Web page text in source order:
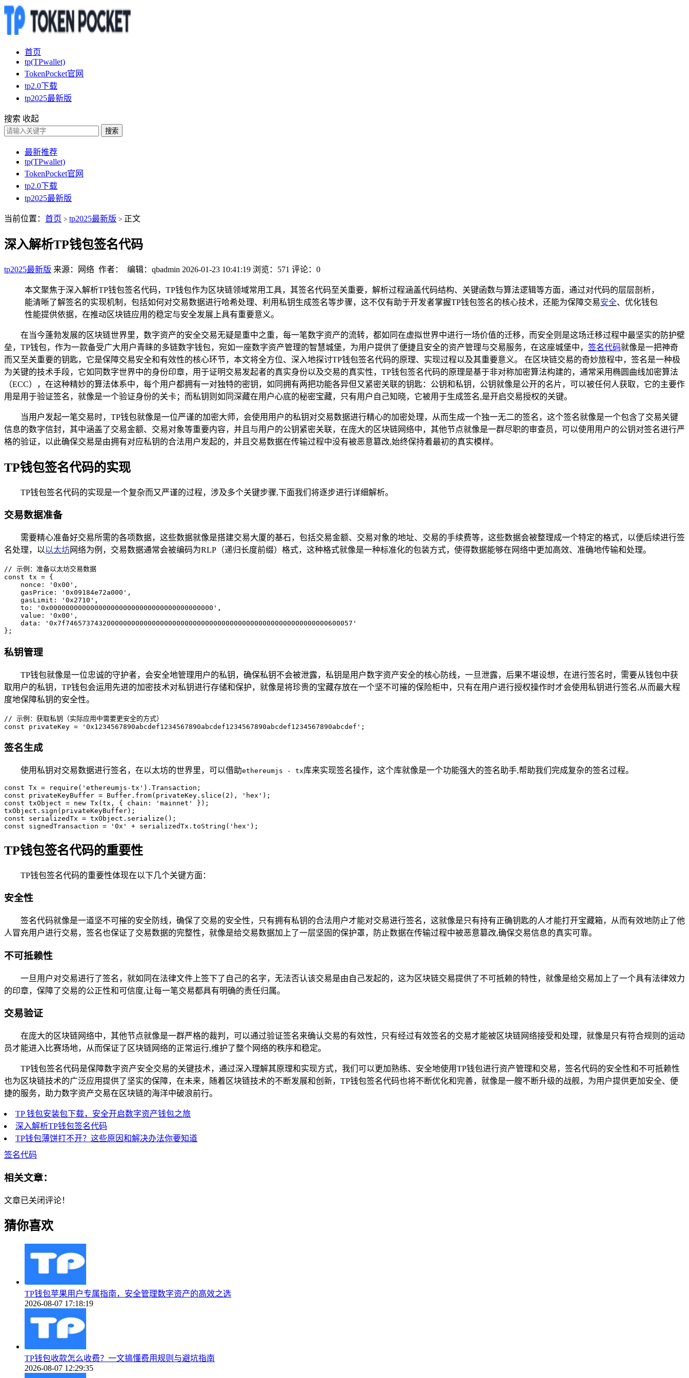
首页
tp(TPwallet)
TokenPocket官网
tp2.0下载
tp2025最新版
搜索 收起
搜索
最新推荐
tp(TPwallet)
TokenPocket官网
tp2.0下载
tp2025最新版
当前位置： 首页 > tp2025最新版 > 正文
深入解析TP钱包签名代码
tp2025最新版 来源：网络 作者： 编辑：qbadmin 2026-01-23 10:41:19 浏览：571 评论：0
本文聚焦于深入解析TP钱包签名代码，TP钱包作为区块链领域常用工具，其签名代码至关重要，解析过程涵盖代码结构、关键函数与算法逻辑等方面，通过对代码的层层剖析，
能清晰了解签名的实现机制，包括如何对交易数据进行哈希处理、利用私钥生成签名等步骤，这不仅有助于开发者掌握TP钱包签名的核心技术，还能为保障交易安全、优化钱包
性能提供依据，在推动区块链应用的稳定与安全发展上具有重要意义。
在当今蓬勃发展的区块链世界里，数字资产的安全交易无疑是重中之重，每一笔数字资产的流转，都如同在虚拟世界中进行一场价值的迁移，而安全则是这场迁移过程中最坚实的防护壁
垒，TP钱包，作为一款备受广大用户青睐的多链数字钱包，宛如一座数字资产管理的智慧城堡，为用户提供了便捷且安全的资产管理与交易服务，在这座城堡中， 签名代码就像是一把神奇
而又至关重要的钥匙，它是保障交易安全和有效性的核心环节，本文将全方位、深入地探讨TP钱包签名代码的原理、实现过程以及其重要意义。 在区块链交易的奇妙旅程中，签名是一种极
为关键的技术手段，它如同数字世界中的身份印章，用于证明交易发起者的真实身份以及交易的真实性，TP钱包签名代码的原理是基于非对称加密算法构建的，通常采用椭圆曲线加密算法
（ECC），在这种精妙的算法体系中，每个用户都拥有一对独特的密钥，如同拥有两把功能各异但又紧密关联的钥匙：公钥和私钥，公钥就像是公开的名片，可以被任何人获取，它的主要作
用是用于验证签名，就像是一个验证身份的关卡；而私钥则如同深藏在用户心底的秘密宝藏，只有用户自己知晓，它被用于生成签名,是开启交易授权的关键。
当用户发起一笔交易时，TP钱包就像是一位严谨的加密大师，会使用用户的私钥对交易数据进行精心的加密处理，从而生成一个独一无二的签名，这个签名就像是一个包含了交易关键
信息的数字信封，其中涵盖了交易金额、交易对象等重要内容，并且与用户的公钥紧密关联，在庞大的区块链网络中，其他节点就像是一群尽职的审查员，可以使用用户的公钥对签名进行严
格的验证，以此确保交易是由拥有对应私钥的合法用户发起的，并且交易数据在传输过程中没有被恶意篡改,始终保持着最初的真实模样。
TP钱包签名代码的实现
TP钱包签名代码的实现是一个复杂而又严谨的过程，涉及多个关键步骤,下面我们将逐步进行详细解析。
交易数据准备
需要精心准备好交易所需的各项数据，这些数据就像是搭建交易大厦的基石，包括交易金额、交易对象的地址、交易的手续费等，这些数据会被整理成一个特定的格式，以便后续进行签
名处理，以以太坊网络为例，交易数据通常会被编码为RLP（递归长度前缀）格式，这种格式就像是一种标准化的包装方式，使得数据能够在网络中更加高效、准确地传输和处理。
// 示例：准备以太坊交易数据
const tx = {
    nonce: '0x00',
    gasPrice: '0x09184e72a000',
    gasLimit: '0x2710',
    to: '0x0000000000000000000000000000000000000000',
    value: '0x00',
    data: '0x7f7465737432000000000000000000000000000000000000000000000000000000600057'
};
私钥管理
TP钱包就像是一位忠诚的守护者，会安全地管理用户的私钥，确保私钥不会被泄露，私钥是用户数字资产安全的核心防线，一旦泄露，后果不堪设想，在进行签名时，需要从钱包中获
取用户的私钥，TP钱包会运用先进的加密技术对私钥进行存储和保护，就像是将珍贵的宝藏存放在一个坚不可摧的保险柜中，只有在用户进行授权操作时才会使用私钥进行签名,从而最大程
度地保障私钥的安全性。
// 示例：获取私钥（实际应用中需要更安全的方式）
const privateKey = '0x1234567890abcdef1234567890abcdef1234567890abcdef1234567890abcdef';
签名生成
使用私钥对交易数据进行签名，在以太坊的世界里，可以借助ethereumjs - tx库来实现签名操作，这个库就像是一个功能强大的签名助手,帮助我们完成复杂的签名过程。
const Tx = require('ethereumjs-tx').Transaction;
const privateKeyBuffer = Buffer.from(privateKey.slice(2), 'hex');
const txObject = new Tx(tx, { chain: 'mainnet' });
txObject.sign(privateKeyBuffer);
const serializedTx = txObject.serialize();
const signedTransaction = '0x' + serializedTx.toString('hex');
TP钱包签名代码的重要性
TP钱包签名代码的重要性体现在以下几个关键方面：
安全性
签名代码就像是一道坚不可摧的安全防线，确保了交易的安全性，只有拥有私钥的合法用户才能对交易进行签名，这就像是只有持有正确钥匙的人才能打开宝藏箱，从而有效地防止了他
人冒充用户进行交易，签名也保证了交易数据的完整性，就像是给交易数据加上了一层坚固的保护罩，防止数据在传输过程中被恶意篡改,确保交易信息的真实可靠。
不可抵赖性
一旦用户对交易进行了签名，就如同在法律文件上签下了自己的名字，无法否认该交易是由自己发起的，这为区块链交易提供了不可抵赖的特性，就像是给交易加上了一个具有法律效力
的印章，保障了交易的公正性和可信度,让每一笔交易都具有明确的责任归属。
交易验证
在庞大的区块链网络中，其他节点就像是一群严格的裁判，可以通过验证签名来确认交易的有效性，只有经过有效签名的交易才能被区块链网络接受和处理，就像是只有符合规则的运动
员才能进入比赛场地，从而保证了区块链网络的正常运行,维护了整个网络的秩序和稳定。
TP钱包签名代码是保障数字资产安全交易的关键技术，通过深入理解其原理和实现方式，我们可以更加熟练、安全地使用TP钱包进行资产管理和交易，签名代码的安全性和不可抵赖性
也为区块链技术的广泛应用提供了坚实的保障，在未来，随着区块链技术的不断发展和创新，TP钱包签名代码也将不断优化和完善，就像是一艘不断升级的战舰，为用户提供更加安全、便
捷的服务，助力数字资产交易在区块链的海洋中破浪前行。
TP 钱包安装包下载，安全开启数字资产钱包之旅
深入解析TP钱包签名代码
TP钱包薄饼打不开？这些原因和解决办法你要知道
签名代码
相关文章：
文章已关闭评论！
猜你喜欢
TP钱包苹果用户专属指南，安全管理数字资产的高效之选
2026-08-07 17:18:19
TP钱包收款怎么收费？一文搞懂费用规则与避坑指南
2026-08-07 12:29:35